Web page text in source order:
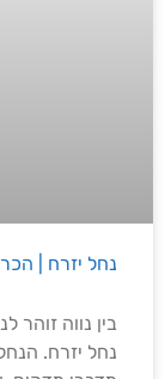
נחל יזרח |
בין נווה
נחל יזרח.